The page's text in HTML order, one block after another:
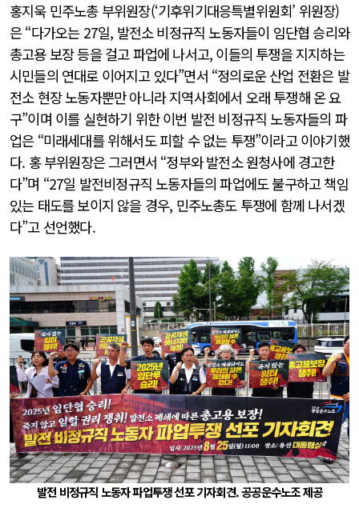
홍지욱 민주노총 부위원장(‘기후위기대응특별위원회’ 위원장)
은 “다가오는 27일, 발전소 비정규직 노동자들이 임단협 승리와
총고용 보장 등을 걸고 파업에 나서고, 이들의 투쟁을 지지하는
시민들의 연대로 이어지고 있다”면서 “정의로운 산업 전환은 발
전소 현장 노동자뿐만 아니라 지역사회에서 오래 투쟁해 온 요
구”이며 이를 실현하기 위한 이번 발전 비정규직 노동자들의 파
업은 “미래세대를 위해서도 피할 수 없는 투쟁”이라고 이야기했
다. 홍 부위원장은 그러면서 “정부와 발전소 원청사에 경고한
다”며 “27일 발전비정규직 노동자들의 파업에도 불구하고 책임
있는 태도를 보이지 않을 경우, 민주노총도 투쟁에 함께 나서겠
다”고 선언했다.
발전 비정규직 노동자 파업투쟁 선포 기자회견. 공공운수노조 제공